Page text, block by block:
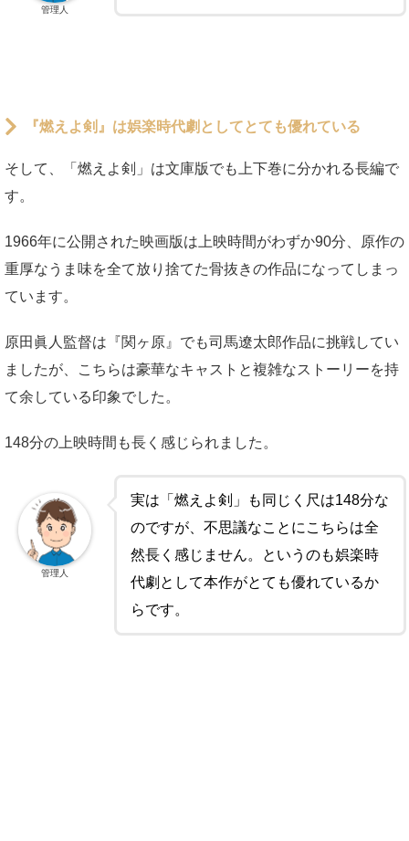
管理人
『燃えよ剣』は娯楽時代劇としてとても優れている
そして、「燃えよ剣」は文庫版でも上下巻に分かれる長編で
す。
1966年に公開された映画版は上映時間がわずか90分、原作の
重厚なうま味を全て放り捨てた骨抜きの作品になってしまっ
ています。
原田眞人監督は『関ヶ原』でも司馬遼太郎作品に挑戦してい
ましたが、こちらは豪華なキャストと複雑なストーリーを持
て余している印象でした。
148分の上映時間も長く感じられました。
実は「燃えよ剣」も同じく尺は148分な
のですが、不思議なことにこちらは全
然長く感じません。というのも娯楽時
代劇として本作がとても優れているか
らです。
管理人